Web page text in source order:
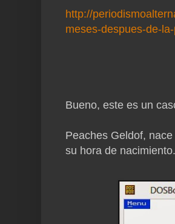
http://
meses-despues-de-
Bueno, este es un
Peaches Geldof,
su hora de nacimiento.